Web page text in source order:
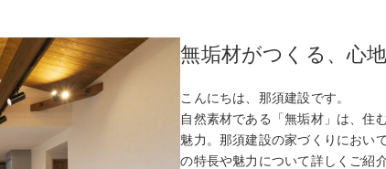
無垢材がつくる、心
こんにちは、那須建設です。
自然素材である「無垢材」は、住
魅力。那須建設の家づくりにおい
の特長や魅力について詳しくご紹